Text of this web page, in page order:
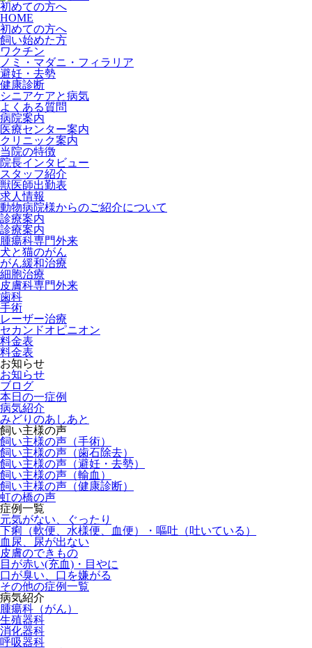
初めての方へ
HOME
初めての方へ
飼い始めた方
ワクチン
ノミ・マダニ・フィラリア
避妊・去勢
健康診断
シニアケアと病気
よくある質問
病院案内
医療センター案内
クリニック案内
当院の特徴
院長インタビュー
スタッフ紹介
獣医師出勤表
求人情報
動物病院様からのご紹介について
診療案内
診療案内
腫瘍科専門外来
犬と猫のがん
がん緩和治療
細胞治療
皮膚科専門外来
歯科
手術
レーザー治療
セカンドオピニオン
料金表
料金表
お知らせ
お知らせ
ブログ
本日の一症例
病気紹介
みどりのあしあと
飼い主様の声
飼い主様の声（手術）
飼い主様の声（歯石除去）
飼い主様の声（避妊・去勢）
飼い主様の声（輸血）
飼い主様の声（健康診断）
虹の橋の声
症例一覧
元気がない、ぐったり
下痢（軟便、水様便、血便）・嘔吐（吐いている）
血尿、尿が出ない
皮膚のできもの
目が赤い(充血)・目やに
口が臭い、口を嫌がる
その他の症例一覧
病気紹介
腫瘍科（がん）
生殖器科
消化器科
呼吸器科